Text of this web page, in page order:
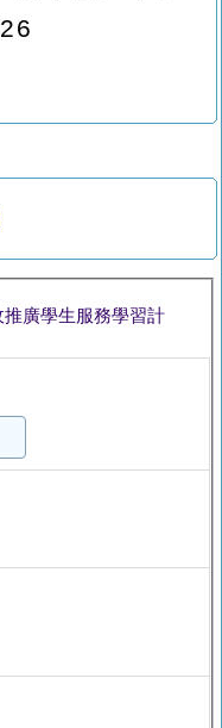
推廣學生服務學習計